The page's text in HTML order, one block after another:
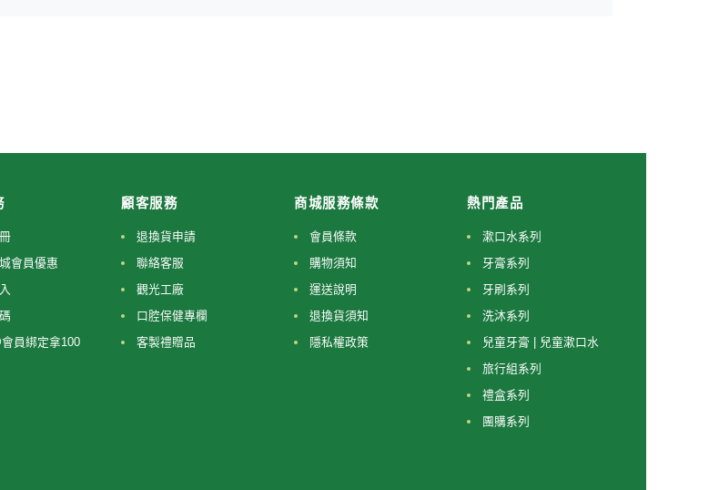
會員優惠
會員綁定拿100
顧客服務
退換貨申請
聯絡客服
觀光工廠
口腔保健專欄
客製禮贈品
商城服務條款
會員條款
購物須知
運送說明
退換貨須知
隱私權政策
熱門產品
漱口水系列
牙膏系列
牙刷系列
洗沐系列
兒童牙膏 | 兒童漱口水
旅行組系列
禮盒系列
團購系列